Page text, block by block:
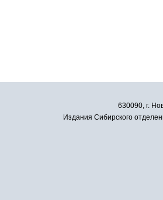
630090, г.
Издания Сибирского